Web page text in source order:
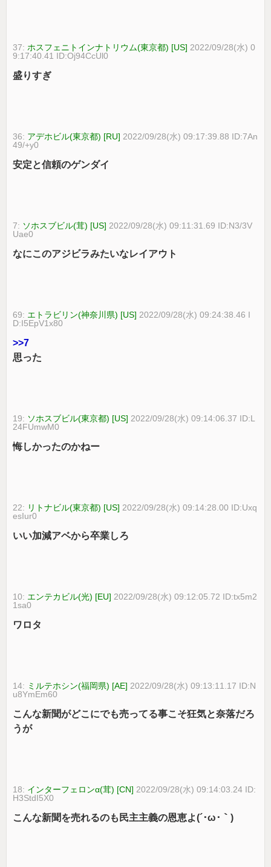
37: ホスフェニトインナトリウム(東京都) [US] 2022/09/28(水) 0
9:17:40.41 ID:Oj94CcUl0
盛りすぎ
36: アデホビル(東京都) [RU] 2022/09/28(水) 09:17:39.88 ID:7An
49/+y0
安定と信頼のゲンダイ
7: ソホスブビル(茸) [US] 2022/09/28(水) 09:11:31.69 ID:N3/3V
Uae0
なにこのアジビラみたいなレイアウト
69: エトラビリン(神奈川県) [US] 2022/09/28(水) 09:24:38.46 I
D:I5EpV1x80
>>7
思った
19: ソホスブビル(東京都) [US] 2022/09/28(水) 09:14:06.37 ID:L
24FUmwM0
悔しかったのかねー
22: リトナビル(東京都) [US] 2022/09/28(水) 09:14:28.00 ID:Uxq
esIur0
いい加減アベから卒業しろ
10: エンテカビル(光) [EU] 2022/09/28(水) 09:12:05.72 ID:tx5m2
1sa0
ワロタ
14: ミルテホシン(福岡県) [AE] 2022/09/28(水) 09:13:11.17 ID:N
u8YmEm60
こんな新聞がどこにでも売ってる事こそ狂気と奈落だろ
うが
18: インターフェロンα(茸) [CN] 2022/09/28(水) 09:14:03.24 ID:
H3StdI5X0
こんな新聞を売れるのも民主主義の恩恵よ(´･ω･｀)